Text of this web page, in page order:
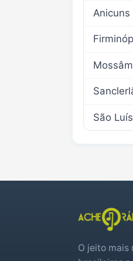
Anicuns
São
O jeito mais